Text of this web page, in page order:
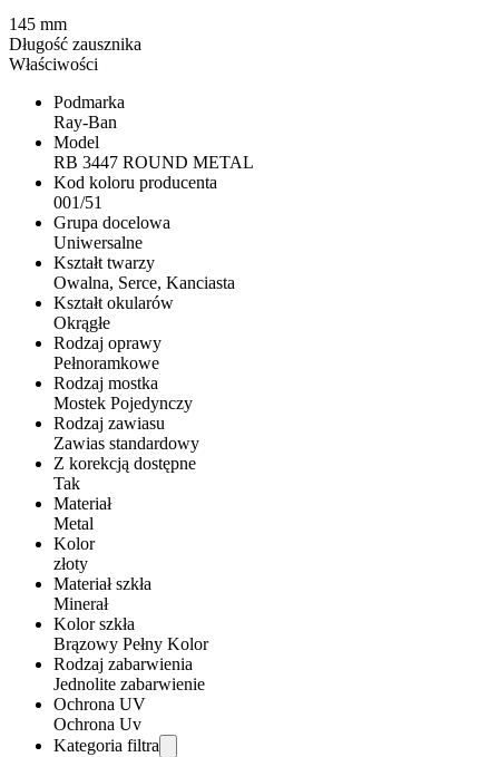
Właściwości
Podmarka
Ray-Ban
Model
RB 3447 ROUND METAL
Kod koloru producenta
001/51
Grupa docelowa
Uniwersalne
Kształt twarzy
Owalna, Serce, Kanciasta
Kształt okularów
Okrągłe
Rodzaj oprawy
Pełnoramkowe
Rodzaj mostka
Mostek Pojedynczy
Rodzaj zawiasu
Zawias standardowy
Z korekcją dostępne
Tak
Materiał
Metal
Kolor
złoty
Materiał szkła
Minerał
Kolor szkła
Brązowy Pełny Kolor
Rodzaj zabarwienia
Jednolite zabarwienie
Ochrona UV
Ochrona Uv
Kategoria filtra
145 mm
Długość zausznika